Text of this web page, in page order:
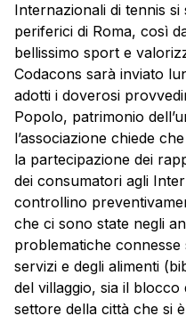
Internazionali di tennis
periferici di Roma, così
bellissimo sport e
Codacons sarà inviato
adotti i doverosi
Popolo, patrimonio
l’associazione chiede
la partecipazione dei
dei consumatori agli
controllino
che ci sono state negli
problematiche connesse
servizi e degli alimenti
del villaggio, sia il
settore della città che si